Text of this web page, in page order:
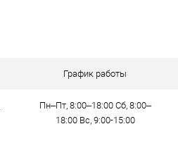
График работы
Пн–Пт, 8:00–18:00 Сб, 8:00–
18:00 Вс, 9:00-15:00